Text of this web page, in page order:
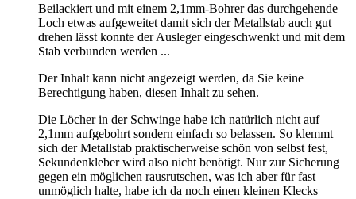
Beilackiert und mit einem 2,1mm-Bohrer das durchgehende
Loch etwas aufgeweitet damit sich der Metallstab auch gut
drehen lässt konnte der Ausleger eingeschwenkt und mit dem
Stab verbunden werden ...
Der Inhalt kann nicht angezeigt werden, da Sie keine
Berechtigung haben, diesen Inhalt zu sehen.
Die Löcher in der Schwinge habe ich natürlich nicht auf
2,1mm aufgebohrt sondern einfach so belassen. So klemmt
sich der Metallstab praktischerweise schön von selbst fest,
Sekundenkleber wird also nicht benötigt. Nur zur Sicherung
gegen ein möglichen rausrutschen, was ich aber für fast
unmöglich halte, habe ich da noch einen kleinen Klecks